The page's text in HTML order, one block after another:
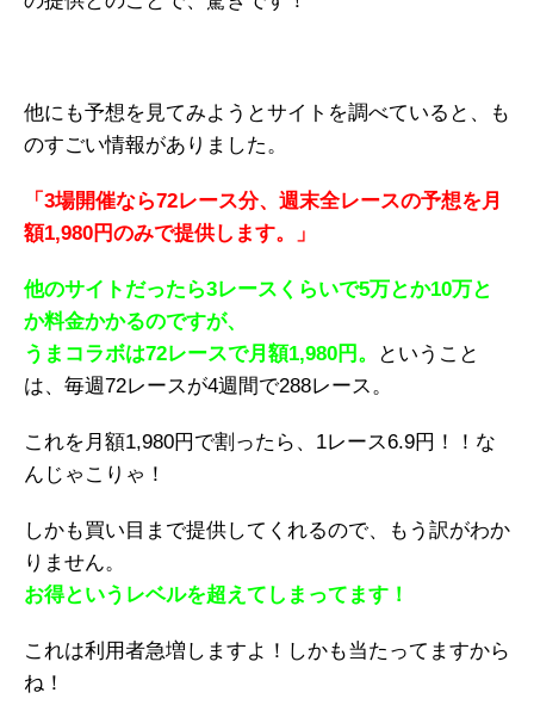
他にも予想を見てみようとサイトを調べていると、も
のすごい情報がありました。
「3場開催なら72レース分、週末全レースの予想を月
額1,980円のみで提供します。」
他のサイトだったら3レースくらいで5万とか10万と
か料金かかるのですが、
うまコラボは72レースで月額1,980円。
ということ
は、毎週72レースが4週間で288レース。
これを月額1,980円で割ったら、1レース6.9円！！な
んじゃこりゃ！
しかも買い目まで提供してくれるので、もう訳がわか
りません。
お得というレベルを超えてしまってます！
これは利用者急増しますよ！しかも当たってますから
ね！